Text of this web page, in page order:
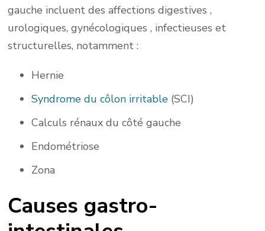
gauche incluent des affections digestives ,
urologiques, gynécologiques , infectieuses et
structurelles, notamment :
Hernie
Syndrome du côlon irritable (SCI)
Calculs rénaux du côté gauche
Endométriose
Zona
Causes gastro-